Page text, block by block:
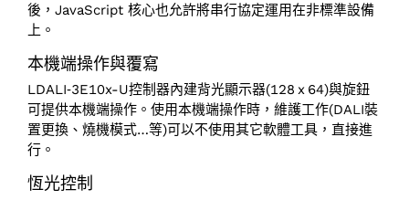
後，JavaScript 核心也允許將串行協定運用在非標準設備
上。
本機端操作與覆寫
LDALI‑3E10x-U控制器內建背光顯示器(128 x 64)與旋鈕
可提供本機端操作。使用本機端操作時，維護工作(DALI裝
置更換、燒機模式…等)可以不使用其它軟體工具，直接進
行。
恆光控制